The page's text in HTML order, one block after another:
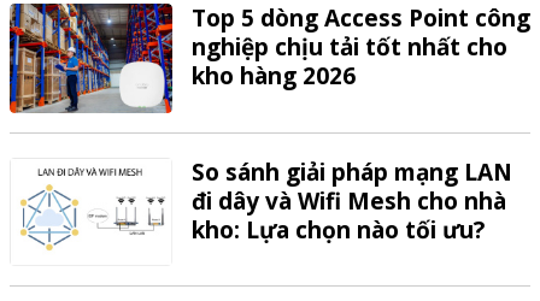
Top 5 dòng Access Point công
nghiệp chịu tải tốt nhất cho
kho hàng 2026
So sánh giải pháp mạng LAN
đi dây và Wifi Mesh cho nhà
kho: Lựa chọn nào tối ưu?